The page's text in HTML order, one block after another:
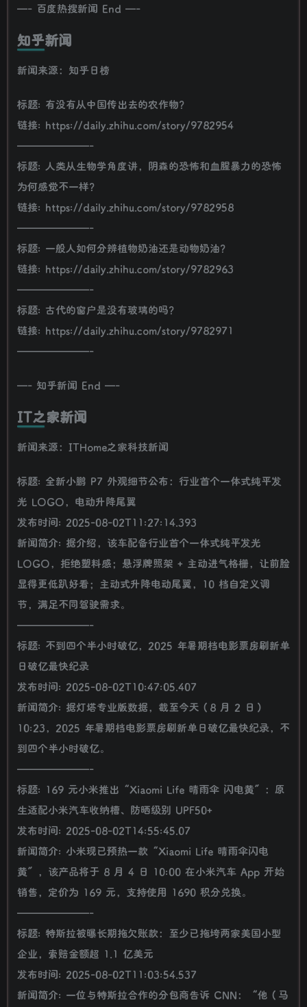
—- 百度热搜新闻 End —-
知乎新闻
新闻来源：知乎日榜
标题: 有没有从中国传出去的农作物？
链接: https://daily.zhihu.com/story/9782954
———————-
标题: 人类从生物学角度讲，阴森的恐怖和血腥暴力的恐怖
为何感觉不一样？
链接: https://daily.zhihu.com/story/9782958
———————-
标题: 一般人如何分辨植物奶油还是动物奶油？
链接: https://daily.zhihu.com/story/9782963
———————-
标题: 古代的窗户是没有玻璃的吗？
链接: https://daily.zhihu.com/story/9782971
———————-
—- 知乎新闻 End —-
IT之家新闻
新闻来源：ITHome之家科技新闻
标题: 全新小鹏 P7 外观细节公布：行业首个一体式纯平发
光 LOGO，电动升降尾翼
发布时间: 2025-08-02T11:27:14.393
新闻简介: 据介绍，该车配备行业首个一体式纯平发光
LOGO，拒绝塑料感；悬浮牌照架 + 主动进气格栅，让前脸
显得更低趴好看；主动式升降电动尾翼，10 档自定义调
节，满足不同驾驶需求。
———————-
标题: 不到四个半小时破亿，2025 年暑期档电影票房刷新单
日破亿最快纪录
发布时间: 2025-08-02T10:47:05.407
新闻简介: 据灯塔专业版数据，截至今天（8 月 2 日）
10:23，2025 年暑期档电影票房刷新单日破亿最快纪录，不
到四个半小时破亿。
———————-
标题: 169 元小米推出“Xiaomi Life 晴雨伞 闪电黄”：原
生适配小米汽车收纳槽、防晒级别 UPF50+
发布时间: 2025-08-02T14:55:45.07
新闻简介: 小米现已预热一款“Xiaomi Life 晴雨伞闪电
黄”，该产品将于 8 月 4 日 10:00 在小米汽车 App 开始
销售，定价为 169 元，支持使用 1690 积分兑换。
———————-
标题: 特斯拉被曝长期拖欠账款：至少已拖垮两家美国小型
企业，索赔金额超 1.1 亿美元
发布时间: 2025-08-02T11:03:54.537
新闻简介: 一位与特斯拉合作的分包商告诉 CNN：“他（马